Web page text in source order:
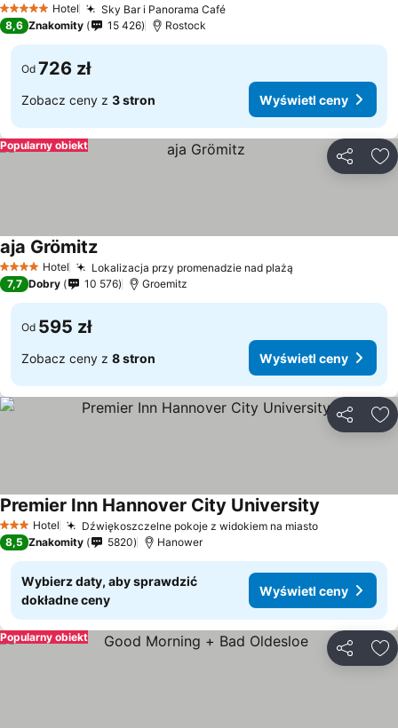
5 KategoriaHotel Sky Bar i Panorama CaféWyświetl ceny
8,6 Znakomity 15 426 Rostock
Od 726 zł
Zobacz ceny z 3 stron Wyświetl ceny
Popularny obiekt
4 KategoriaHotel Lokalizacja przy promenadzie nad plażą
aja GrömitzWyświetl ceny
7,7 Dobry 10 576 Groemitz
Od 595 zł
Zobacz ceny z 8 stron Wyświetl ceny
3 Kategoria
Hotel Dźwiękoszczelne pokoje z widokiem na miastoWyświetl
Premier Inn Hannover City University
8,5 Znakomity 5820 Hanower
Wybierz daty, aby sprawdzić
dokładne ceny
Wyświetl ceny
Popularny obiekt